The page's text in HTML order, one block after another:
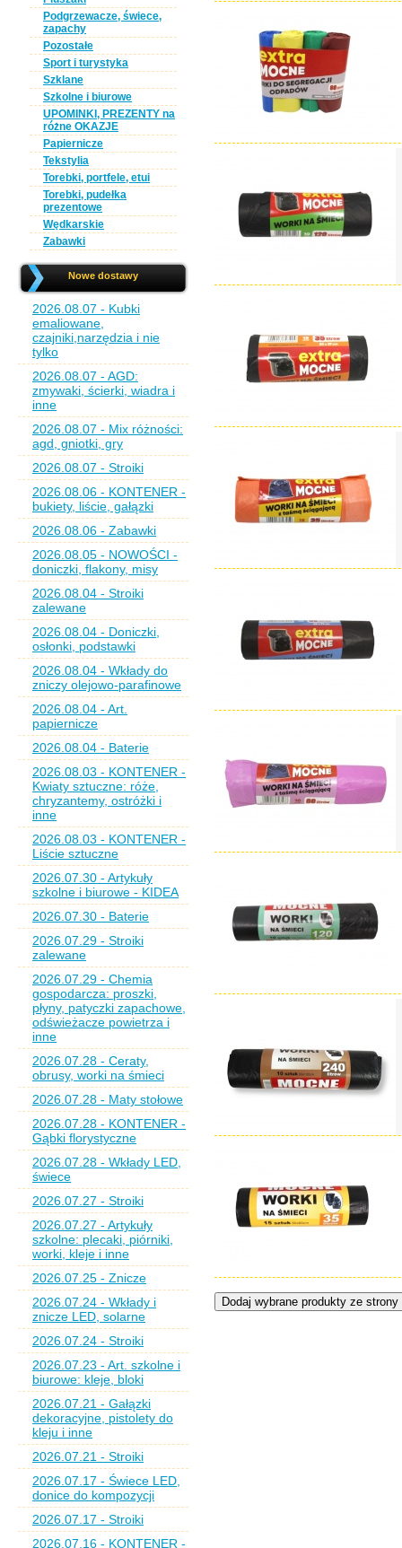
Podgrzewacze, świece,
zapachy
Pozostałe
Sport i turystyka
Szklane
Szkolne i biurowe
UPOMINKI, PREZENTY na
różne OKAZJE
Papiernicze
Tekstylia
Torebki, portfele, etui
Torebki, pudełka
prezentowe
Wędkarskie
Zabawki
Nowe dostawy
2026.08.07 - Kubki
emaliowane,
czajniki,narzędzia i nie
tylko
2026.08.07 - AGD:
zmywaki, ścierki, wiadra i
inne
2026.08.07 - Mix różności:
agd, gniotki, gry
2026.08.07 - Stroiki
2026.08.06 - KONTENER -
bukiety, liście, gałązki
2026.08.06 - Zabawki
2026.08.05 - NOWOŚCI -
doniczki, flakony, misy
2026.08.04 - Stroiki
zalewane
2026.08.04 - Doniczki,
osłonki, podstawki
2026.08.04 - Wkłady do
zniczy olejowo-parafinowe
2026.08.04 - Art.
papiernicze
2026.08.04 - Baterie
2026.08.03 - KONTENER -
Kwiaty sztuczne: róże,
chryzantemy, ostróżki i
inne
2026.08.03 - KONTENER -
Liście sztuczne
2026.07.30 - Artykuły
szkolne i biurowe - KIDEA
2026.07.30 - Baterie
2026.07.29 - Stroiki
zalewane
2026.07.29 - Chemia
gospodarcza: proszki,
płyny, patyczki zapachowe,
odświeżacze powietrza i
inne
2026.07.28 - Ceraty,
obrusy, worki na śmieci
2026.07.28 - Maty stołowe
2026.07.28 - KONTENER -
Gąbki florystyczne
2026.07.28 - Wkłady LED,
świece
2026.07.27 - Stroiki
2026.07.27 - Artykuły
szkolne: plecaki, piórniki,
worki, kleje i inne
2026.07.25 - Znicze
2026.07.24 - Wkłady i
znicze LED, solarne
2026.07.24 - Stroiki
2026.07.23 - Art. szkolne i
biurowe: kleje, bloki
2026.07.21 - Gałązki
dekoracyjne, pistolety do
kleju i inne
2026.07.21 - Stroiki
2026.07.17 - Świece LED,
donice do kompozycji
2026.07.17 - Stroiki
2026.07.16 - KONTENER -